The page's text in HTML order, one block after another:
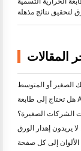
لتحقيق نتائج مذهلة
المقالات
الصغير أو المتوسط
يريدون إهدار الورق